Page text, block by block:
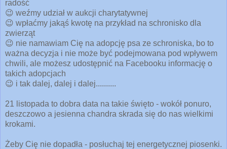
radość
😉 weźmy udział w aukcji charytatywnej
😉 wpłaćmy jakąś kwotę na przykład na schronisko dla
zwierząt
😉 nie namawiam Cię na adopcję psa ze schroniska, bo to
ważna decyzja i nie może być podejmowana pod wpływem
chwili, ale możesz udostępnić na Facebooku informację o
takich adopcjach
😉 i tak dalej, dalej i dalej..........
21 listopada to dobra data na takie święto - wokół ponuro,
deszczowo a jesienna chandra skrada się do nas wielkimi
krokami.
Żeby Cię nie dopadła - posłuchaj tej energetycznej piosenki.